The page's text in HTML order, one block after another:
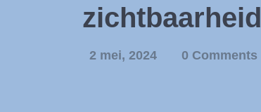
zichtbaarheid
2 mei, 2024 0 Comments